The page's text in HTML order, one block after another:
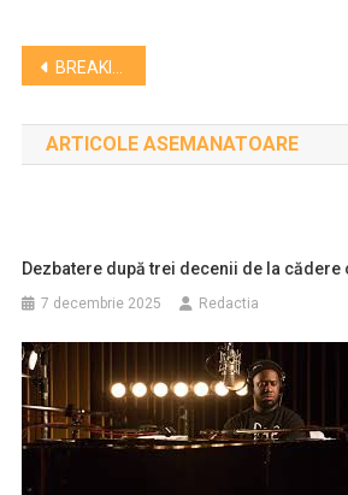
Navigare
în
articole
BREAKING: Ediția a 7-a a Festivalului Neversea va avea loc în 2026
ARTICOLE ASEMANATOARE
Dezbatere după trei decenii de la
7 decembrie 2025 Redactia